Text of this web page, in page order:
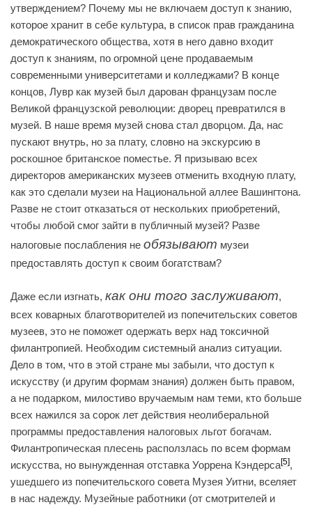
утверждением? Почему мы не включаем доступ к знанию,
которое хранит в себе культура, в список прав гражданина
демократического общества, хотя в него давно входит
доступ к знаниям, по огромной цене продаваемым
современными университетами и колледжами? В конце
концов, Лувр как музей был дарован французам после
Великой французской революции: дворец превратился в
музей. В наше время музей снова стал дворцом. Да, нас
пускают внутрь, но за плату, словно на экскурсию в
роскошное британское поместье. Я призываю всех
директоров американских музеев отменить входную плату,
как это сделали музеи на Национальной аллее Вашингтона.
Разве не стоит отказаться от нескольких приобретений,
чтобы любой смог зайти в публичный музей? Разве
налоговые послабления не обязывают музеи
предоставлять доступ к своим богатствам?
Даже если изгнать, как они того заслуживают,
всех коварных благотворителей из попечительских советов
музеев, это не поможет одержать верх над токсичной
филантропией. Необходим системный анализ ситуации.
Дело в том, что в этой стране мы забыли, что доступ к
искусству (и другим формам знания) должен быть правом,
а не подарком, милостиво вручаемым нам теми, кто больше
всех нажился за сорок лет действия неолиберальной
программы предоставления налоговых льгот богачам.
Филантропическая плесень расползлась по всем формам
искусства, но вынужденная отставка Уоррена Кэндерса[5],
ушедшего из попечительского совета Музея Уитни, вселяет
в нас надежду. Музейные работники (от смотрителей и